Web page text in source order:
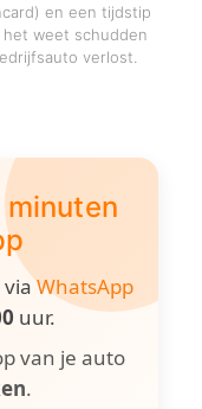
en een tijdstip
weet schudden
verlost.
minuten
viaWhatsApp
uur.
van je auto
.